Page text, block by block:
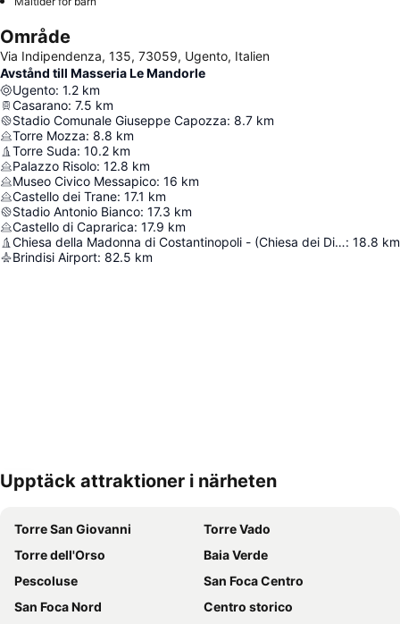
Område
Via Indipendenza, 135, 73059, Ugento, Italien
Avstånd till Masseria Le Mandorle
Ugento: 1.2 km
Casarano: 7.5 km
Stadio Comunale Giuseppe Capozza: 8.7 km
Torre Mozza: 8.8 km
Torre Suda: 10.2 km
Palazzo Risolo: 12.8 km
Museo Civico Messapico: 16 km
Castello dei Trane: 17.1 km
Stadio Antonio Bianco: 17.3 km
Castello di Caprarica: 17.9 km
Chiesa della Madonna di Costantinopoli - (Chiesa dei Diavoli): 18.8 km
Brindisi Airport: 82.5 km
Förstora kartan
Upptäck attraktioner i närheten
Torre San Giovanni
Torre Vado
Torre dell'Orso
Baia Verde
Pescoluse
San Foca Centro
San Foca Nord
Centro storico